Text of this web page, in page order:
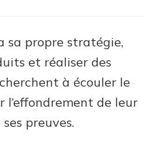
sa propre stratégie,
et réaliser des
à écouler le
de leur
preuves.